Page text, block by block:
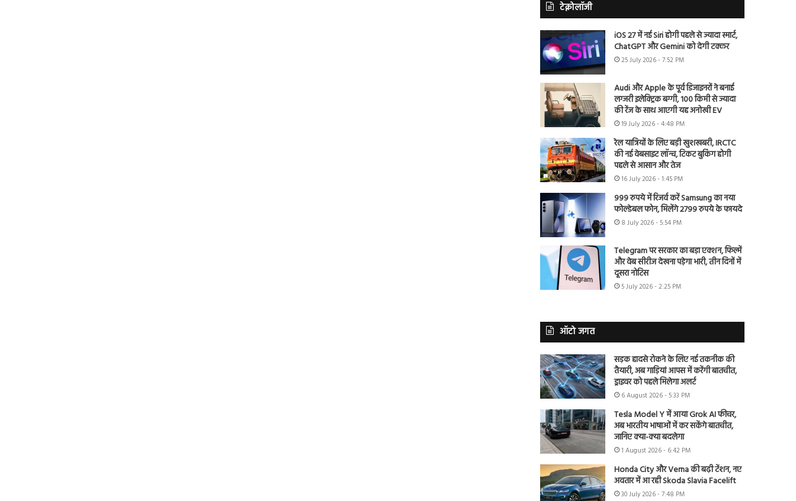
टेक्नोलॉजी
iOS 27 में नई Siri होगी पहले से ज्यादा स्मार्ट,
ChatGPT और Gemini को देगी टक्कर
25 July 2026 - 7:52 PM
Audi और Apple के पूर्व डिजाइनरों ने बनाई
लग्जरी इलेक्ट्रिक बग्गी, 100 किमी से ज्यादा
की रेंज के साथ आएगी यह अनोखी EV
19 July 2026 - 4:48 PM
रेल यात्रियों के लिए बड़ी खुशखबरी, IRCTC
की नई वेबसाइट लॉन्च, टिकट बुकिंग होगी
पहले से आसान और तेज
16 July 2026 - 1:45 PM
999 रुपये में रिजर्व करें Samsung का नया
फोल्डेबल फोन, मिलेंगे 2799 रुपये के फायदे
8 July 2026 - 5:54 PM
Telegram पर सरकार का बड़ा एक्शन, फिल्में
और वेब सीरीज देखना पड़ेगा भारी, तीन दिनों में
दूसरा नोटिस
5 July 2026 - 2:25 PM
ऑटो जगत
सड़क हादसे रोकने के लिए नई तकनीक की
तैयारी, अब गाड़ियां आपस में करेंगी बातचीत,
ड्राइवर को पहले मिलेगा अलर्ट
6 August 2026 - 5:33 PM
Tesla Model Y में आया Grok AI फीचर,
अब भारतीय भाषाओं में कर सकेंगे बातचीत,
जानिए क्या-क्या बदलेगा
1 August 2026 - 6:42 PM
Honda City और Verna की बढ़ी टेंशन, नए
अवतार में आ रही Skoda Slavia Facelift
30 July 2026 - 7:48 PM